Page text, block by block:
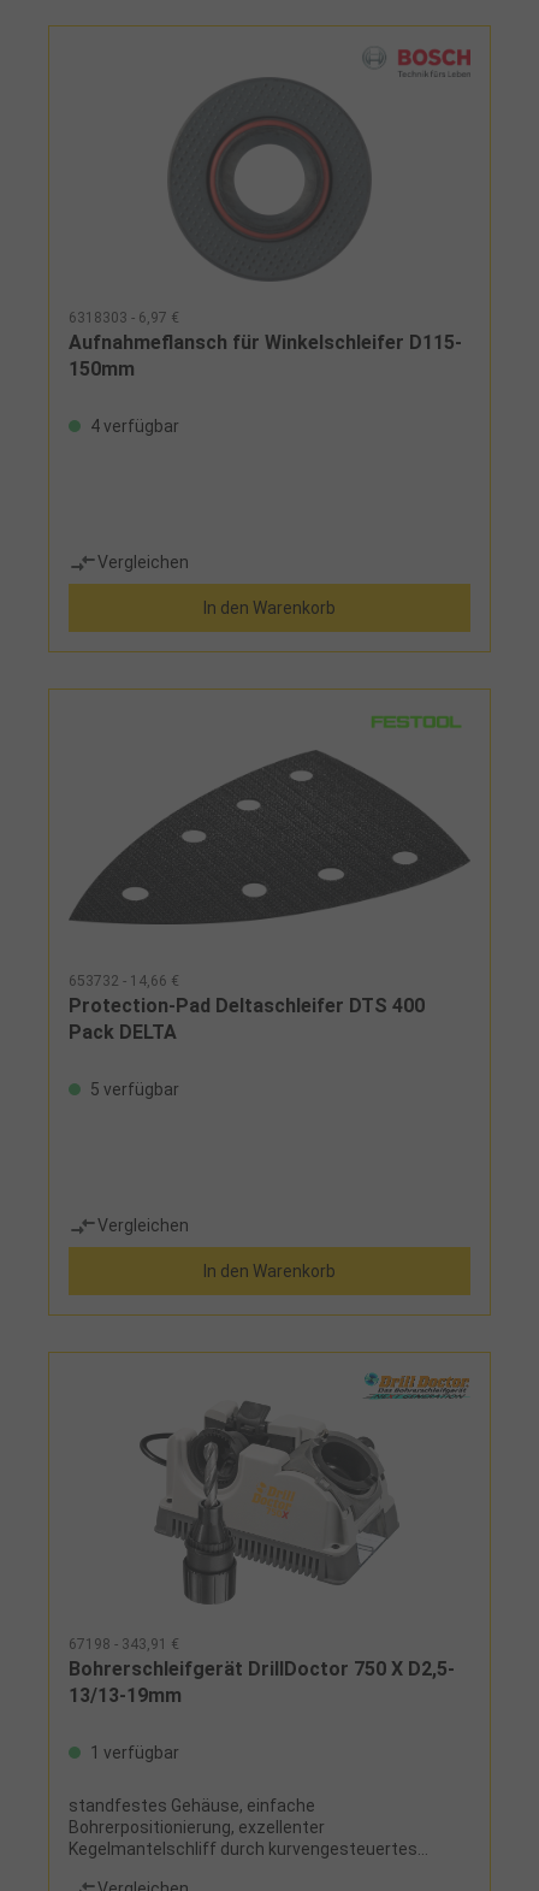
6318303 - 6,97 €
Aufnahmeflansch für Winkelschleifer D115-
150mm
4 verfügbar
Vergleichen
In den Warenkorb
653732 - 14,66 €
Protection-Pad Deltaschleifer DTS 400
Pack DELTA
5 verfügbar
Vergleichen
In den Warenkorb
67198 - 343,91 €
Bohrerschleifgerät DrillDoctor 750 X D2,5-
13/13-19mm
1 verfügbar
standfestes Gehäuse, einfache
Bohrerpositionierung, exzellenter
Kegelmantelschliff durch kurvengesteuertes